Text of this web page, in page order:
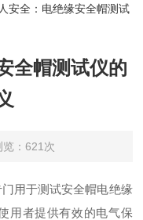
安全：电绝缘安全帽测试
全帽测试仪的
览：621次
用于测试安全帽电绝缘
用者提供有效的电气保